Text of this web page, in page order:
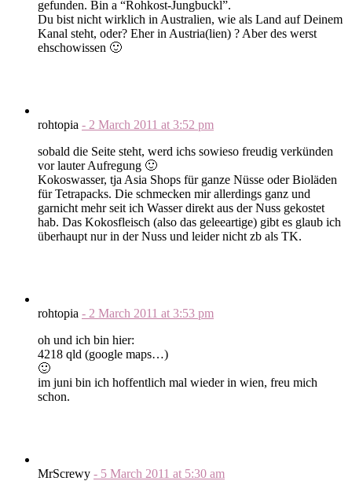
gefunden. Bin a “Rohkost-Jungbuckl”.
Du bist nicht wirklich in Australien, wie als Land auf Deinem
Kanal steht, oder? Eher in Austria(lien) ? Aber des werst
ehschowissen 🙂
rohtopia - 2 March 2011 at 3:52 pm
sobald die Seite steht, werd ichs sowieso freudig verkünden
vor lauter Aufregung 🙂
Kokoswasser, tja Asia Shops für ganze Nüsse oder Bioläden
für Tetrapacks. Die schmecken mir allerdings ganz und
garnicht mehr seit ich Wasser direkt aus der Nuss gekostet
hab. Das Kokosfleisch (also das geleeartige) gibt es glaub ich
überhaupt nur in der Nuss und leider nicht zb als TK.
rohtopia - 2 March 2011 at 3:53 pm
oh und ich bin hier:
4218 qld (google maps…)
🙂
im juni bin ich hoffentlich mal wieder in wien, freu mich
schon.
MrScrewy - 5 March 2011 at 5:30 am